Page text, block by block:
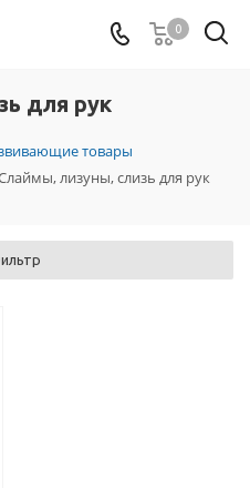
0
для рук
товары
лизуны, слизь для рук